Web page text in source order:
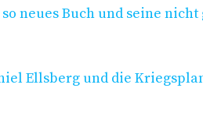
neues Buch und seine nicht
Ellsberg und die